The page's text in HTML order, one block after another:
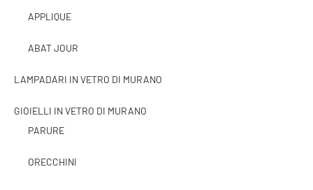
APPLIQUE
ABAT JOUR
LAMPADARI IN VETRO DI MURANO
GIOIELLI IN VETRO DI MURANO
PARURE
ORECCHINI